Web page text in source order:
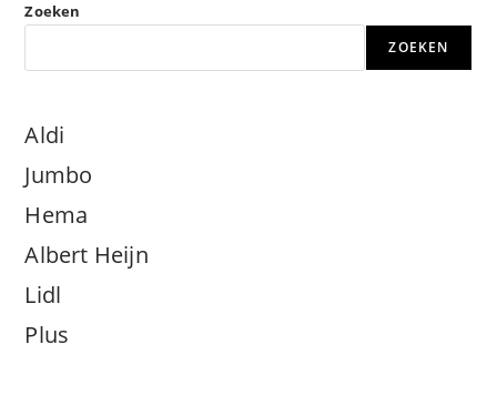
Zoeken
ZOEKEN
Aldi
Jumbo
Hema
Albert Heijn
Lidl
Plus